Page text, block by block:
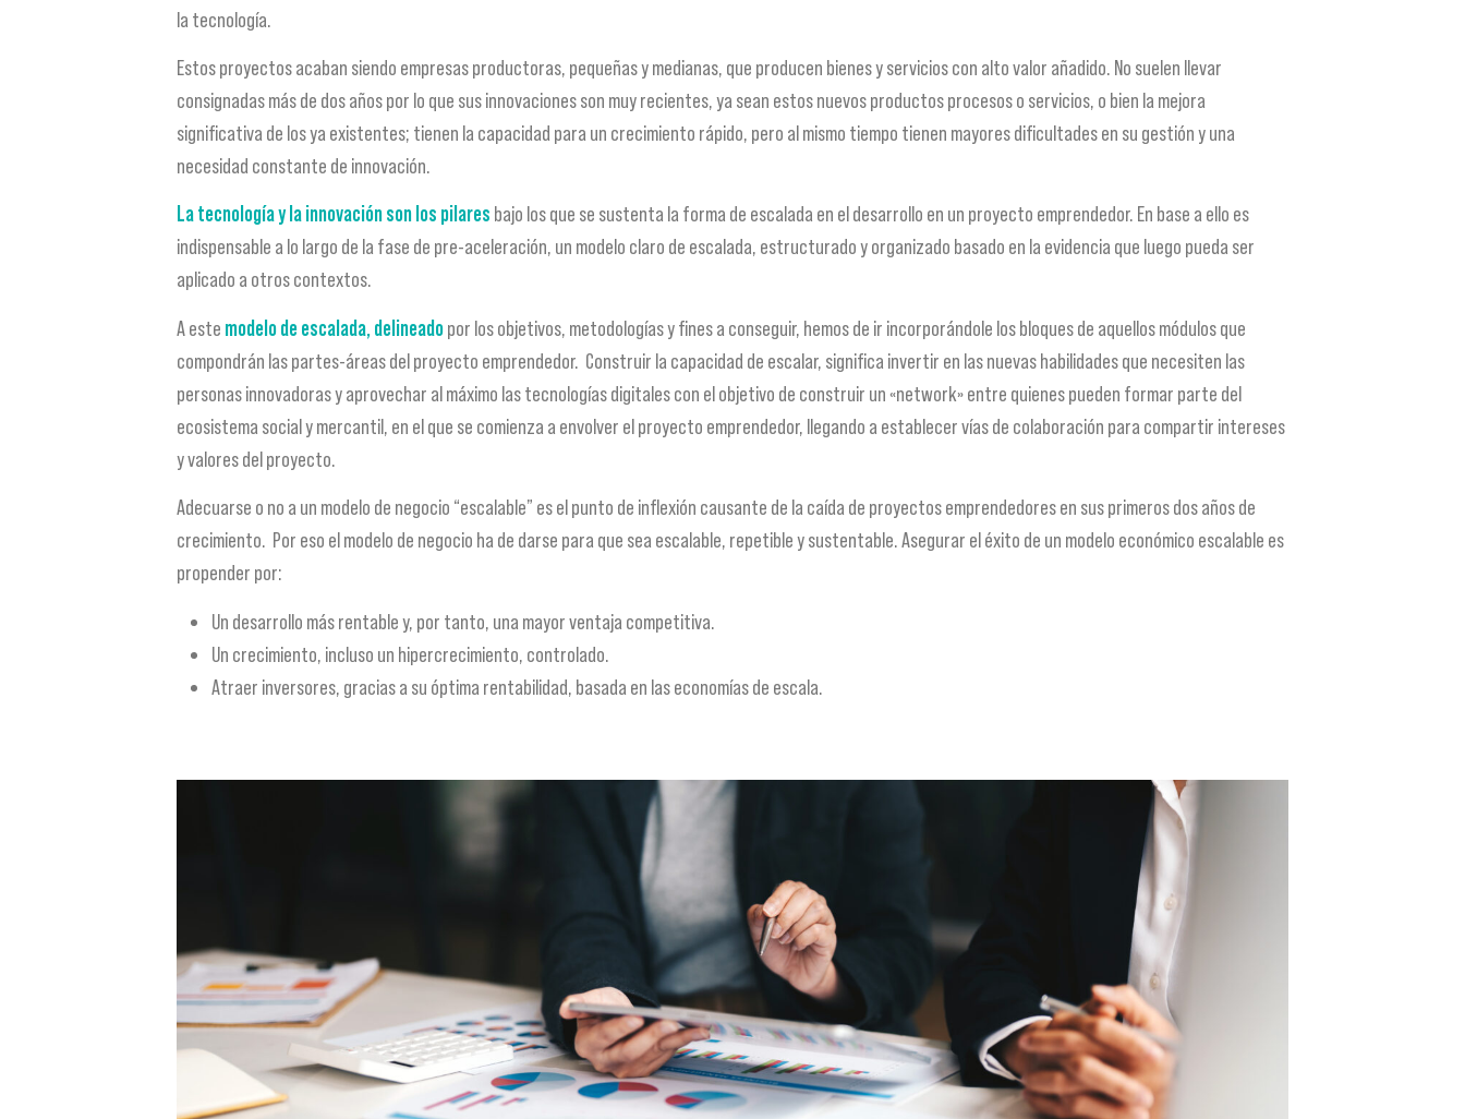
la tecnología.
Estos proyectos acaban siendo empresas productoras, pequeñas y medianas, que producen bienes y servicios con alto valor añadido. No suelen llevar
consignadas más de dos años por lo que sus innovaciones son muy recientes, ya sean estos nuevos productos procesos o servicios, o bien la mejora
significativa de los ya existentes; tienen la capacidad para un crecimiento rápido, pero al mismo tiempo tienen mayores dificultades en su gestión y una
necesidad constante de innovación.
La tecnología y la innovación son los pilares bajo los que se sustenta la forma de escalada en el desarrollo en un proyecto emprendedor. En base a ello es
indispensable a lo largo de la fase de pre-aceleración, un modelo claro de escalada, estructurado y organizado basado en la evidencia que luego pueda ser
aplicado a otros contextos.
A este modelo de escalada, delineadopor los objetivos, metodologías y fines a conseguir, hemos de ir incorporándole los bloques de aquellos módulos que
compondrán las partes-áreas del proyecto emprendedor. Construir la capacidad de escalar, significa invertir en las nuevas habilidades que necesiten las
personas innovadoras y aprovechar al máximo las tecnologías digitales con el objetivo de construir un «network» entre quienes pueden formar parte del
ecosistema social y mercantil, en el que se comienza a envolver el proyecto emprendedor, llegando a establecer vías de colaboración para compartir intereses
y valores del proyecto.
Adecuarse o no a un modelo de negocio “escalable” es el punto de inflexión causante de la caída de proyectos emprendedores en sus primeros dos años de
crecimiento. Por eso el modelo de negocio ha de darse para que sea escalable, repetible y sustentable. Asegurar el éxito de un modelo económico escalable es
propender por:
Un desarrollo más rentable y, por tanto, una mayor ventaja competitiva.
Un crecimiento, incluso un hipercrecimiento, controlado.
Atraer inversores, gracias a su óptima rentabilidad, basada en las economías de escala.